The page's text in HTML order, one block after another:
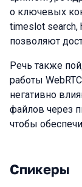
о ключевых
timeslot search,
позволяют
Речь также
работы
негативно
файлов через
чтобы
Спикеры